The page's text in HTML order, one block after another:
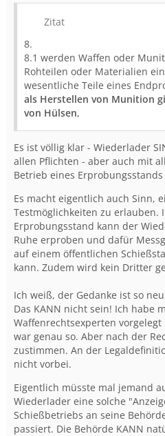
Zitat
8.
8.1 werden Waffen oder
Rohteilen oder Materialien
wesentliche Teile eines
als Herstellen von Munition
von Hülsen,
Es ist völlig klar - Wiederlader
allen Pflichten - aber auch mit
Betrieb eines
Es macht eigentlich auch Sinn,
Testmöglichkeiten zu erlauben.
Erprobungsstand kann der
Ruhe erproben und dafür
auf einem öffentlichen
kann. Zudem wird kein Dritter
Ich weiß, der Gedanke ist so
Das KANN nicht sein! Ich habe
Waffenrechtsexperten
war genau so. Aber nach der
zustimmen. An der
nicht vorbei.
Eigentlich müsste mal jemand
Wiederlader eine solche
Schießbetriebs an seine
passiert. Die Behörde KANN